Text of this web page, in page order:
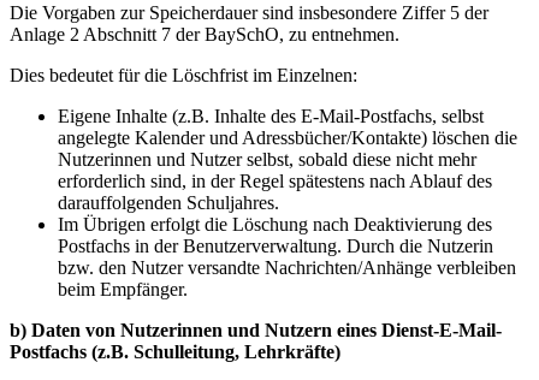
Die Vorgaben zur Speicherdauer sind insbesondere Ziffer 5 der
Anlage 2 Abschnitt 7 der BaySchO, zu entnehmen.
Dies bedeutet für die Löschfrist im Einzelnen:
Eigene Inhalte (z.B. Inhalte des E-Mail-Postfachs, selbst
angelegte Kalender und Adressbücher/Kontakte) löschen die
Nutzerinnen und Nutzer selbst, sobald diese nicht mehr
erforderlich sind, in der Regel spätestens nach Ablauf des
darauffolgenden Schuljahres.
Im Übrigen erfolgt die Löschung nach Deaktivierung des
Postfachs in der Benutzerverwaltung. Durch die Nutzerin
bzw. den Nutzer versandte Nachrichten/Anhänge verbleiben
beim Empfänger.
b) Daten von Nutzerinnen und Nutzern eines Dienst-E-Mail-
Postfachs (z.B. Schulleitung, Lehrkräfte)